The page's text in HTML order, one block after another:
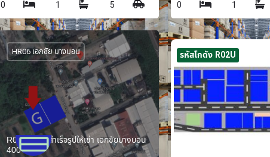
0
1 5
0
1
R06G โกดังสำเร็จรูปให้เช่า เอกชัยบางบอน
400 ตรม.
HR06 เอกชัย บางบอน รหัสโกดัง R02U